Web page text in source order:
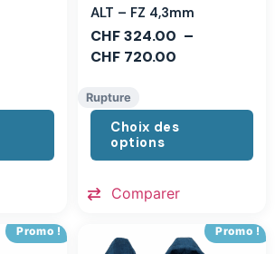
ALT – FZ 4,3mm
CHF324.00 –
CHF 720.00
Rupture
Choix des
options
Comparer
Promo ! Promo !